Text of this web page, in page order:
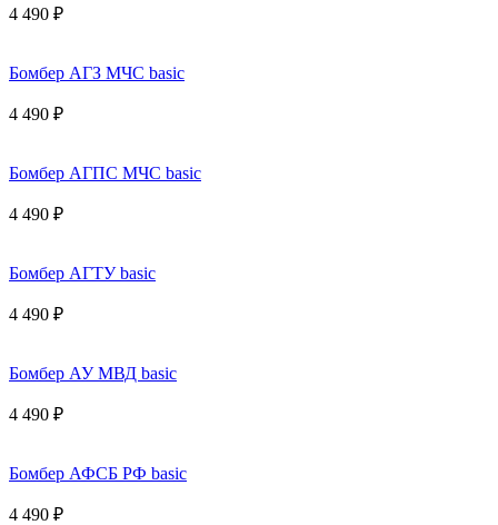
4 490 ₽
Бомбер АГЗ МЧС basic
4 490 ₽
Бомбер АГПС МЧС basic
4 490 ₽
Бомбер АГТУ basic
4 490 ₽
Бомбер АУ МВД basic
4 490 ₽
Бомбер АФСБ РФ basic
4 490 ₽